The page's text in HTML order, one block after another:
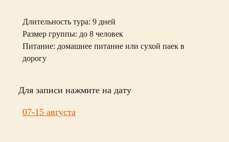
Длительность тура: 9 дней
Размер группы: до 8 человек
Питание: домашнее питание или сухой паек в
дорогу
Для записи нажмите на дату
07-15 августа